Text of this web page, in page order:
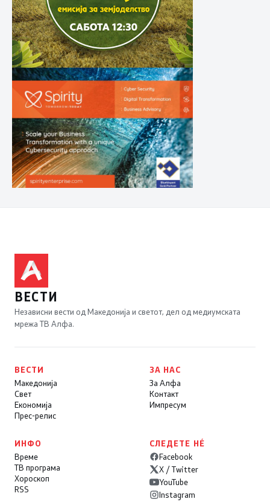
ВЕСТИ
Независни вести од Македонија и светот, дел од медиумската
мрежа ТВ Алфа.
ВЕСТИ
Македонија
Свет
Економија
Прес-релис
ЗА НАС
За Алфа
Контакт
Импресум
ИНФО
Време
ТВ програма
Хороскоп
RSS
СЛЕДЕТЕ НÉ
Facebook
X / Twitter
YouTube
Instagram